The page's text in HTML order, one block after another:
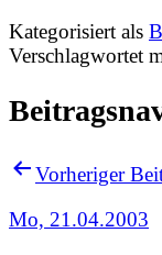
Kategorisiert als
Verschlagwortet
Vorheriger
Mo, 21.04.2003